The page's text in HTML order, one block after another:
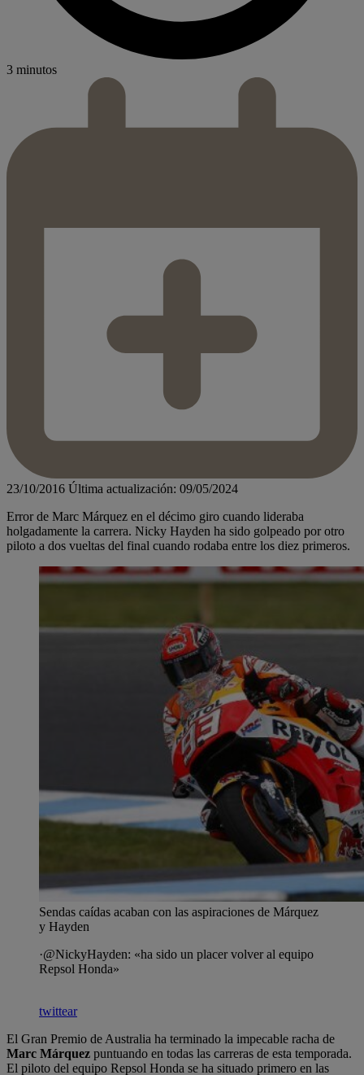
3 minutos
23/10/2016 Última actualización: 09/05/2024
Error de Marc Márquez en el décimo giro cuando lideraba
holgadamente la carrera. Nicky Hayden ha sido golpeado por otro
piloto a dos vueltas del final cuando rodaba entre los diez primeros.
Sendas caídas acaban con las aspiraciones de Márquez
y Hayden
·@NickyHayden: «ha sido un placer volver al equipo
Repsol Honda»
twittear
El Gran Premio de Australia ha terminado la impecable racha de
Marc Márquez puntuando en todas las carreras de esta temporada.
El piloto del equipo Repsol Honda se ha situado primero en las